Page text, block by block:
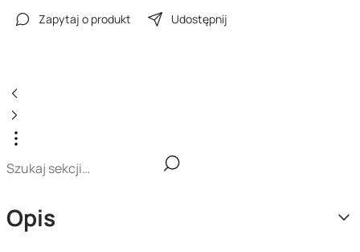
Zapytaj o produkt Udostępnij
Opis